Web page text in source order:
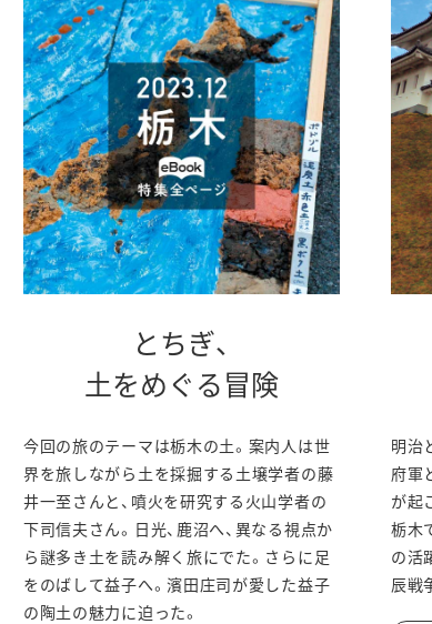
とちぎ、
土をめぐる冒険
今回の旅のテーマは栃木の土。案内人は世
界を旅しながら土を採掘する土壌学者の藤
井一至さんと、噴火を研究する火山学者の
下司信夫さん。日光、鹿沼へ、異なる視点か
ら謎多き土を読み解く旅にでた。さらに足
をのばして益子へ。濱田庄司が愛した益子
の陶土の魅力に迫った。
明治
府軍
が起
栃木
の活
辰戦